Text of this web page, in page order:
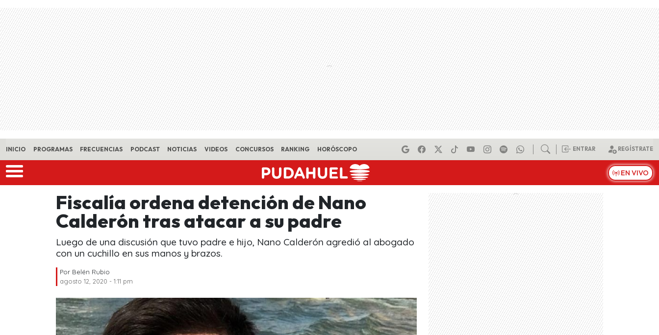
Skip to main content
INICIO PROGRAMAS FRECUENCIAS PODCAST NOTICIAS VIDEOS CONCURSOS RANKING HORÓSCOPO ENTRAR REGÍSTRATE
EN VIVO
Fiscalía ordena detención de Nano
Calderón tras atacar a su padre
Luego de una discusión que tuvo padre e hijo, Nano Calderón agredió al abogado
con un cuchillo en sus manos y brazos.
Por Belén Rubio
agosto 12, 2020 - 1:11 pm